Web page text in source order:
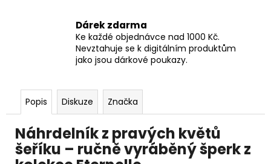
Dárek zdarma
Ke každé objednávce nad 1000 Kč.
Nevztahuje se k digitálním produktům
jako jsou dárkové poukazy.
Popis Diskuze Značka
Náhrdelník z pravých květů
šeříku – ručně vyráběný šperk z